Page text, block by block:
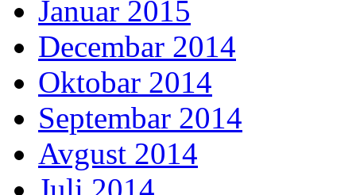
Januar 2015
Decembar 2014
Oktobar 2014
Septembar 2014
Avgust 2014